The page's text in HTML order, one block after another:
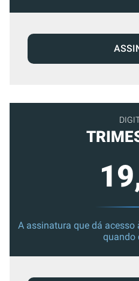
A assinatura que dá
quando